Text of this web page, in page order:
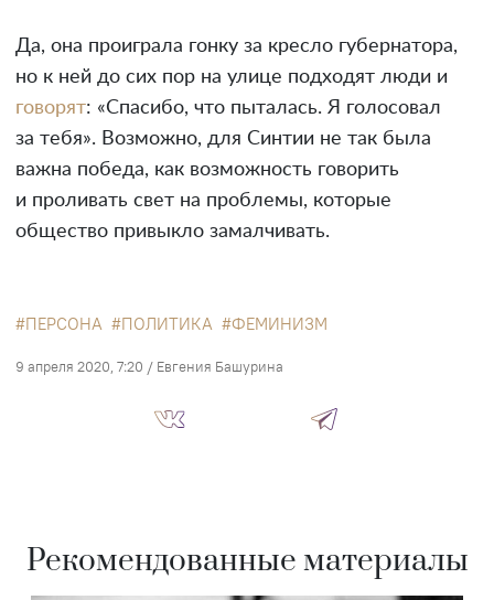
Да, она проиграла гонку за кресло губернатора,
но к ней до сих пор на улице подходят люди и
говорят: «Спасибо, что пыталась. Я голосовал
за тебя». Возможно, для Синтии не так была
важна победа, как возможность говорить
и проливать свет на проблемы, которые
общество привыкло замалчивать.
ПЕРСОНА ПОЛИТИКА ФЕМИНИЗМ
9 апреля 2020, 7:20 / Евгения Башурина
Рекомендованные материалы